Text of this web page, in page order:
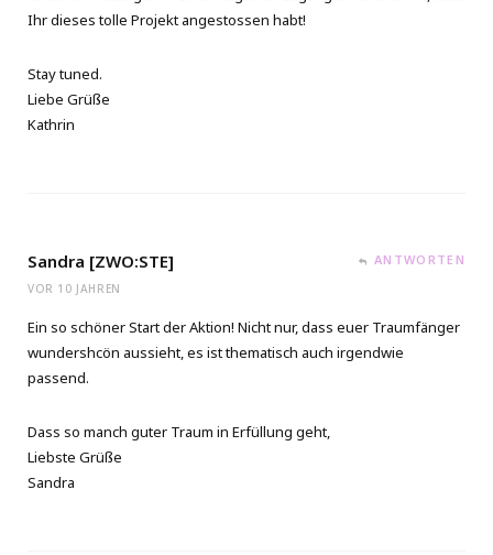
Ihr dieses tolle Projekt angestossen habt!
Stay tuned.
Liebe Grüße
Kathrin
Sandra [ZWO:STE]
VOR 10 JAHREN
ANTWORTEN
Ein so schöner Start der Aktion! Nicht nur, dass euer Traumfänger
wundershcön aussieht, es ist thematisch auch irgendwie
passend.
Dass so manch guter Traum in Erfüllung geht,
Liebste Grüße
Sandra